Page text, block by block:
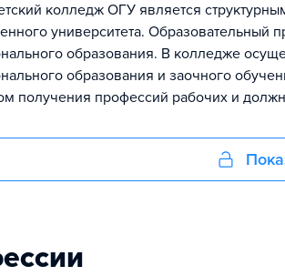
колледж ОГУ является
университета.
образования. В колледже
образования и заочного
получения профессий рабочих и